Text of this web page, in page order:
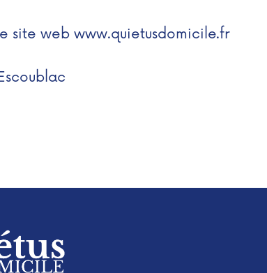
site web www.quietusdomicile.fr